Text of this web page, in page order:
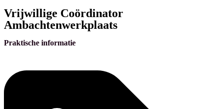
Vrijwillige Coördinator
Ambachtenwerkplaats
Praktische informatie